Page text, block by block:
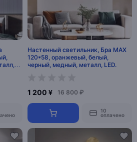
Настенный светильник, Бра MAX
120*58, оранжевый, белый,
черный, медный, металл, LED.
1 200 ¥ 16 800 ₽
10
оплачено